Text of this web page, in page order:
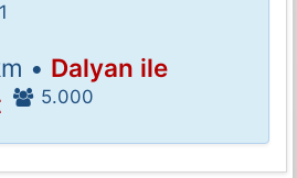
• Dalyan ile
5.000